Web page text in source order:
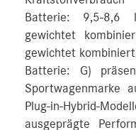
Batterie: 9,5-8,6
gewichtet
gewichtet
Batterie: G)
Sportwagenmarke
Plug-in-Hybrid-
ausgeprägte